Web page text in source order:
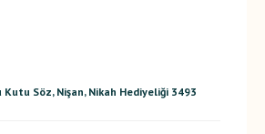
Kutu Söz, Nişan, Nikah Hediyeliği 3493